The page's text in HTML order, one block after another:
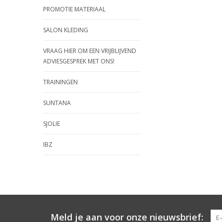
PROMOTIE MATERIAAL
SALON KLEDING
VRAAG HIER OM EEN VRIJBLIJVEND
ADVIESGESPREK MET ONS!
TRAININGEN
SUNTANA
SJOLIE
IBZ
Meld je aan voor onze nieuwsbrief: